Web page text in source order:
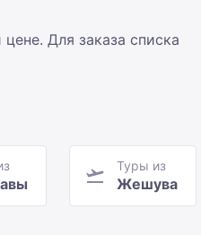
Для заказа списка
Туры из
Жешува